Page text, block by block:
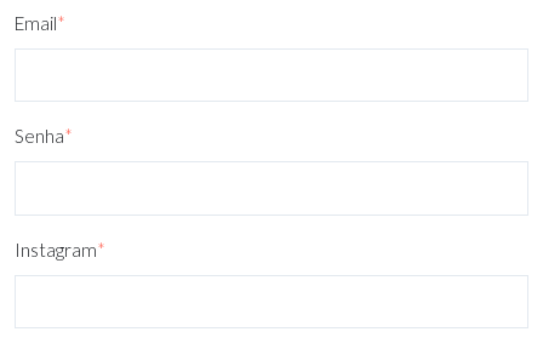
Email*
Senha*
Instagram*